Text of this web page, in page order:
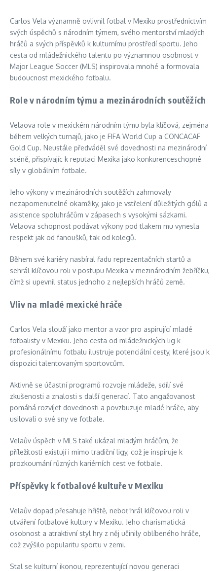
Carlos Vela významně ovlivnil fotbal v Mexiku prostřednictvím
svých úspěchů s národním týmem, svého mentorství mladých
hráčů a svých příspěvků k kulturnímu prostředí sportu. Jeho
cesta od mládežnického talentu po významnou osobnost v
Major League Soccer (MLS) inspirovala mnohé a formovala
budoucnost mexického fotbalu.
Role v národním týmu a mezinárodních soutěžích
Velaova role v mexickém národním týmu byla klíčová, zejména
během velkých turnajů, jako je FIFA World Cup a CONCACAF
Gold Cup. Neustále předváděl své dovednosti na mezinárodní
scéně, přispívajíc k reputaci Mexika jako konkurenceschopné
síly v globálním fotbale.
Jeho výkony v mezinárodních soutěžích zahrnovaly
nezapomenutelné okamžiky, jako je vstřelení důležitých gólů a
asistence spoluhráčům v zápasech s vysokými sázkami.
Velaova schopnost podávat výkony pod tlakem mu vynesla
respekt jak od fanoušků, tak od kolegů.
Během své kariéry nasbíral řadu reprezentačních startů a
sehrál klíčovou roli v postupu Mexika v mezinárodním žebříčku,
čímž si upevnil status jednoho z nejlepších hráčů země.
Vliv na mladé mexické hráče
Carlos Vela slouží jako mentor a vzor pro aspirující mladé
fotbalisty v Mexiku. Jeho cesta od mládežnických lig k
profesionálnímu fotbalu ilustruje potenciální cesty, které jsou k
dispozici talentovaným sportovcům.
Aktivně se účastní programů rozvoje mládeže, sdílí své
zkušenosti a znalosti s další generací. Tato angažovanost
pomáhá rozvíjet dovednosti a povzbuzuje mladé hráče, aby
usilovali o své sny ve fotbale.
Velaův úspěch v MLS také ukázal mladým hráčům, že
příležitosti existují i mimo tradiční ligy, což je inspiruje k
prozkoumání různých kariérních cest ve fotbale.
Příspěvky k fotbalové kultuře v Mexiku
Velaův dopad přesahuje hřiště, neboť hrál klíčovou roli v
utváření fotbalové kultury v Mexiku. Jeho charismatická
osobnost a atraktivní styl hry z něj učinily oblíbeného hráče,
což zvýšilo popularitu sportu v zemi.
Stal se kulturní ikonou, reprezentující novou generaci